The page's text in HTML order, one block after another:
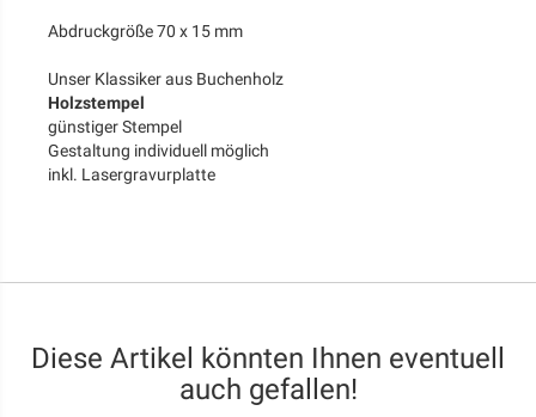
Abdruckgröße 70 x 15 mm
Unser Klassiker aus Buchenholz
Holzstempel
günstiger Stempel
Gestaltung individuell möglich
inkl. Lasergravurplatte
Diese Artikel könnten Ihnen eventuell
auch gefallen!